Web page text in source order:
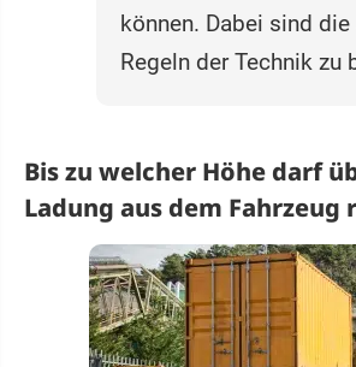
können. Dabei sind
Regeln der Technik zu
Bis zu welcher Höhe darf
Ladung aus dem Fahrzeug